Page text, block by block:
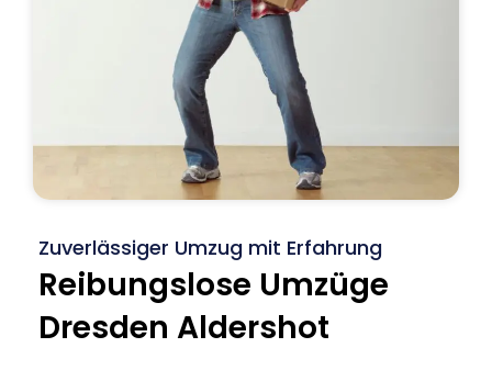
Zuverlässiger Umzug mit Erfahrung
Reibungslose Umzüge
Dresden Aldershot